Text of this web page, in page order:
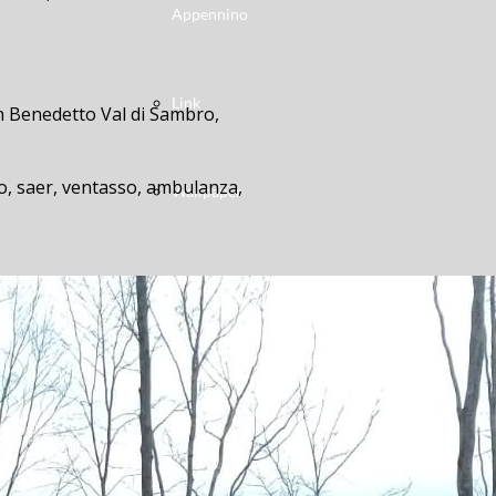
Appennino
Link
Wallpaper
Benedetto Val di Sambro,
saer, ventasso, ambulanza,
è avvenuto questa
belvedere, duca-degli-abruzzi,